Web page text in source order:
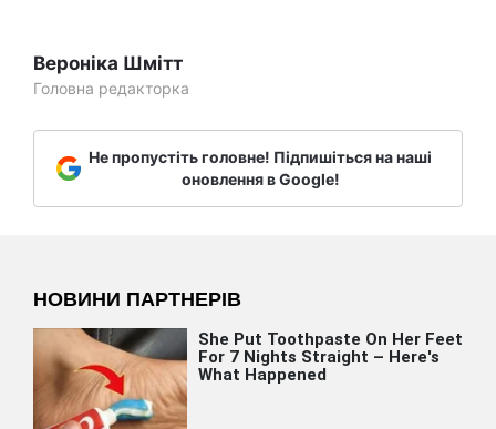
Вероніка Шмітт
Головна редакторка
Не пропустіть головне! Підпишіться на наші
оновлення в Google!